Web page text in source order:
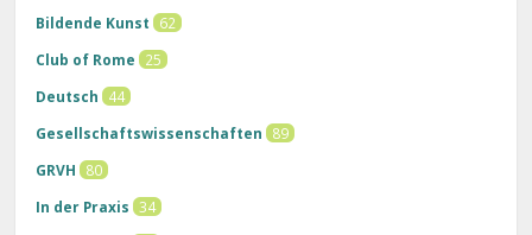
Bildende Kunst
62
Club of Rome
25
Deutsch
44
Gesellschaftswissenschaften
89
GRVH
80
In der Praxis
34